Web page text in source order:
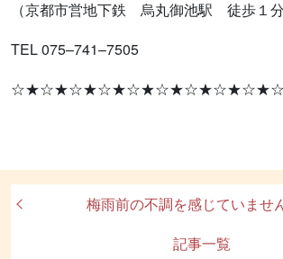
（京都市営地下鉄 烏丸御池駅 徒歩１分
TEL 075–741–7505
梅雨前の不調を感じていませ
記事一覧